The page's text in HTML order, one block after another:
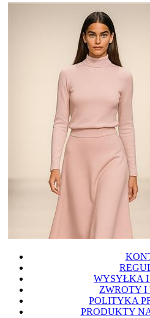
WYSYŁKA I
ZWROTY
POLITYKA
PRODUKTY